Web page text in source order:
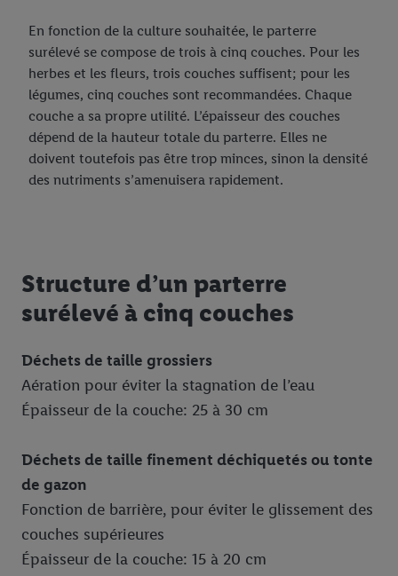
En fonction de la culture souhaitée, le parterre
surélevé se compose de trois à cinq couches. Pour les
herbes et les fleurs, trois couches suffisent; pour les
légumes, cinq couches sont recommandées. Chaque
couche a sa propre utilité. L’épaisseur des couches
dépend de la hauteur totale du parterre. Elles ne
doivent toutefois pas être trop minces, sinon la densité
des nutriments s’amenuisera rapidement.
Structure d’un parterre
surélevé à cinq couches
Déchets de taille grossiers
Aération pour éviter la stagnation de l’eau
Épaisseur de la couche: 25 à 30 cm
Déchets de taille finement déchiquetés ou tonte
de gazon
Fonction de barrière, pour éviter le glissement des
couches supérieures
Épaisseur de la couche: 15 à 20 cm